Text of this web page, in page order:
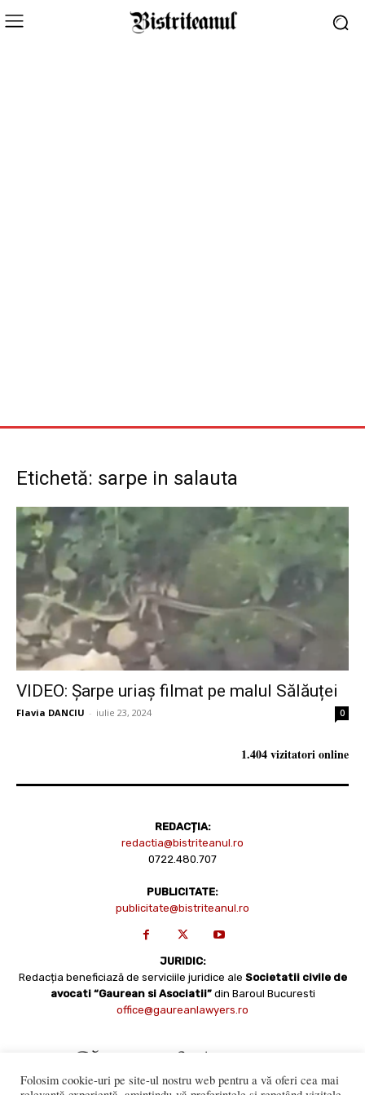
Etichetă: sarpe in salauta
VIDEO: Șarpe uriaș filmat pe malul Sălăuței
Flavia DANCIU - iulie 23, 2024 0
1.404 vizitatori online
REDACȚIA:
redactia@bistriteanul.ro
0722.480.707
PUBLICITATE:
publicitate@bistriteanul.ro
JURIDIC:
Redacția beneficiază de serviciile juridice ale Societatii civile de
avocati “Gaurean si Asociatii” din Baroul Bucuresti
office@gaureanlawyers.ro
Folosim cookie-uri pe site-ul nostru web pentru a vă oferi cea mai